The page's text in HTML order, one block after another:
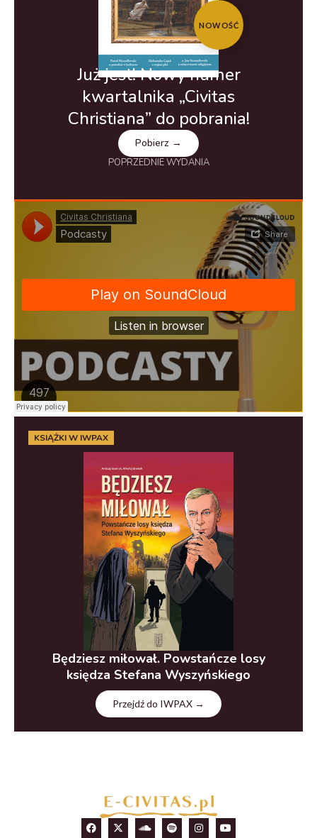
NOWOŚĆ
Już jest! Nowy numer
kwartalnika „Civitas
Christiana” do pobrania!
Pobierz →
POPRZEDNIE WYDANIA
KSIĄŻKI W IWPAX
Będziesz miłował. Powstańcze losy
księdza Stefana Wyszyńskiego
Przejdź do IWPAX →